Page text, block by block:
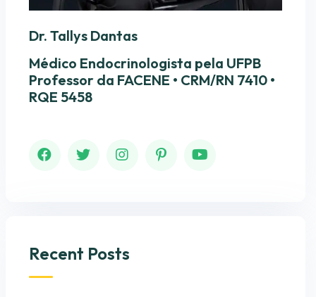
Dr. Tallys Dantas
Médico Endocrinologista pela UFPB
Professor da FACENE • CRM/RN 7410 •
RQE 5458
Recent Posts